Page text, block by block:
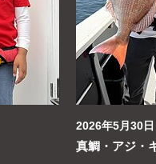
2026年5月30
真鯛・アジ・